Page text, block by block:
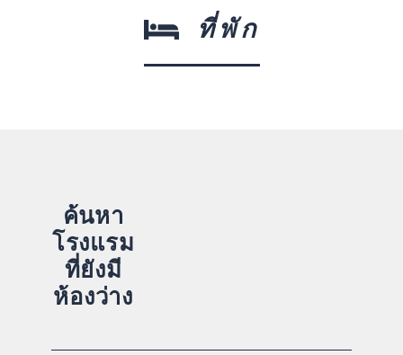
ที่พัก
ค้นหา
โรงแรม
ที่ยังมี
ห้องว่าง